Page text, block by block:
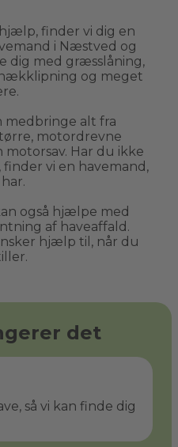
finder vi dig en
i Næstved og
dig med græsslåning,
og meget
medbringe alt fra
motordrevne
motorsav. Har du ikke
vi en havemand,
også hjælpe med
af haveaffald.
hjælp til, når du
det
så vi kan finde dig